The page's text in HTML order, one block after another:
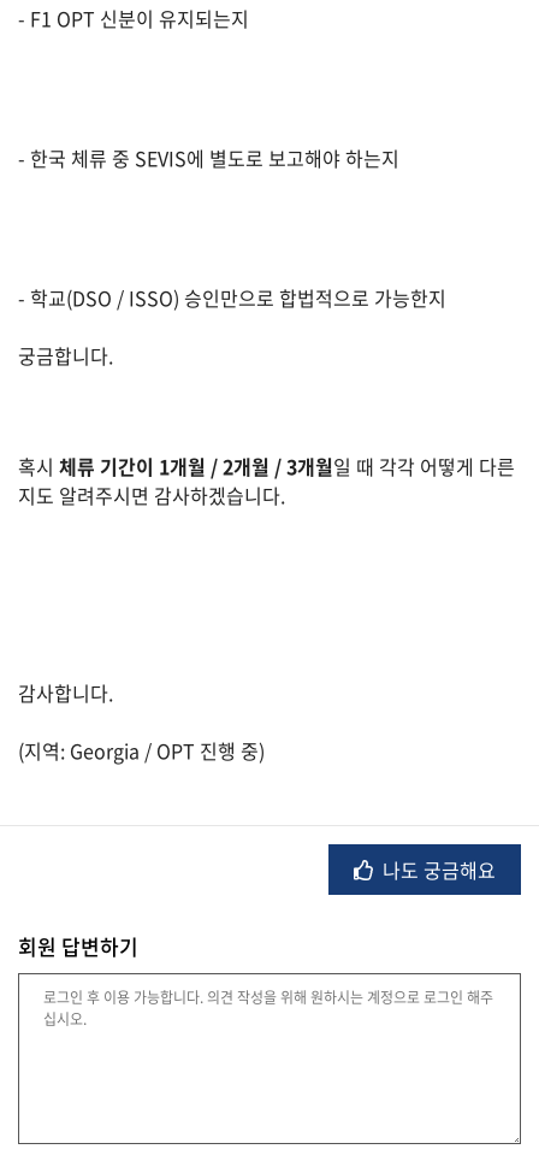
크
학/
교
건
취
미/
일
전
국
- F1 OPT 신분이 유지되는지
- 한국 체류 중 SEVIS에 별도로 보고해야 하는지
- 학교(DSO / ISSO) 승인만으로 합법적으로 가능한지
궁금합니다.
혹시 체류 기간이 1개월 / 2개월 / 3개월일 때 각각 어떻게 다른
지도 알려주시면 감사하겠습니다.
감사합니다.
(지역: Georgia / OPT 진행 중)
나도 궁금해요
회원 답변하기